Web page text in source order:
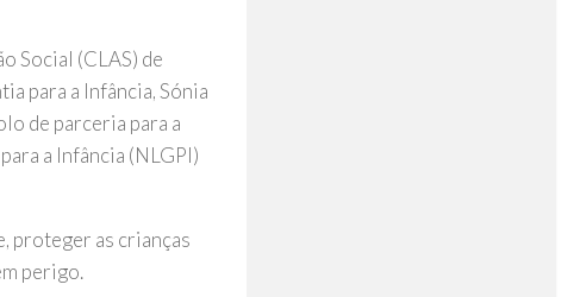
Social (CLAS) de
para a Infância, Sónia
de parceria para a
a Infância (NLGPI)
proteger as crianças
perigo.